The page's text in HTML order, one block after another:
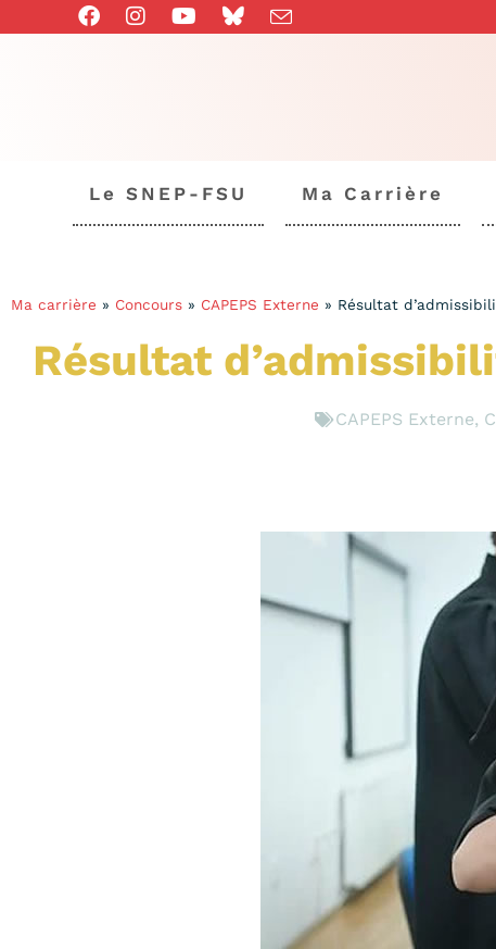
Le SNEP-FSU Ma Carrière
Ma carrière » Concours » CAPEPS Externe » Résultat
Résultat
CAPEPS Externe,